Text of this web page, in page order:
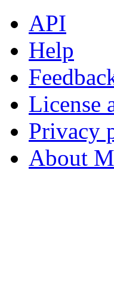
API
Help
License
Privacy
About